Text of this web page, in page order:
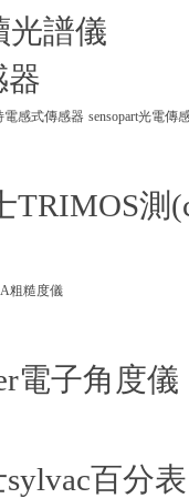
光譜儀
器
電感式傳感器 sensopart光電傳
TRIMOS測
粗糙度儀
電子角度儀
百分表